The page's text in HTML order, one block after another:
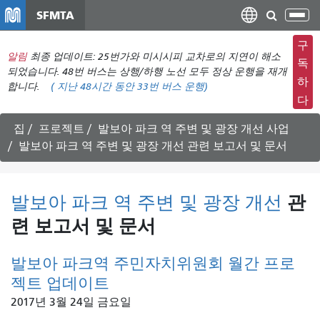
텐
츠
로
건
너
뛰
기
SFMTA
탐
색
메
뉴
전
환
알림 최종 업데이트: 25번가와 미시시피 교차로의 지연이 해소
되었습니다. 48번 버스는 상행/하행 노선 모두 정상 운행을 재개
합니다.
( 지난 48시간 동안33번 버스 운행)
구
독
하
다
집 프로젝트
발보아 파크 역 주변 및 광장 개선 사업
발보아 파크 역 주변 및 광장 개선 관련 보고서 및 문서
발보아 파크 역 주변 및 광장 개선 관
련 보고서 및 문서
발보아 파크역 주민자치위원회 월간 프로
젝트 업데이트
2017년 3월 24일 금요일